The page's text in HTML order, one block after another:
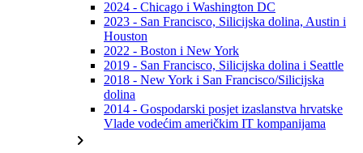
2024 - Chicago i Washington DC
2023 - San Francisco, Silicijska dolina, Austin i
Houston
2022 - Boston i New York
2019 - San Francisco, Silicijska dolina i Seattle
2018 - New York i San Francisco/Silicijska
dolina
2014 - Gospodarski posjet izaslanstva hrvatske
Vlade vodećim američkim IT kompanijama
chevron_right